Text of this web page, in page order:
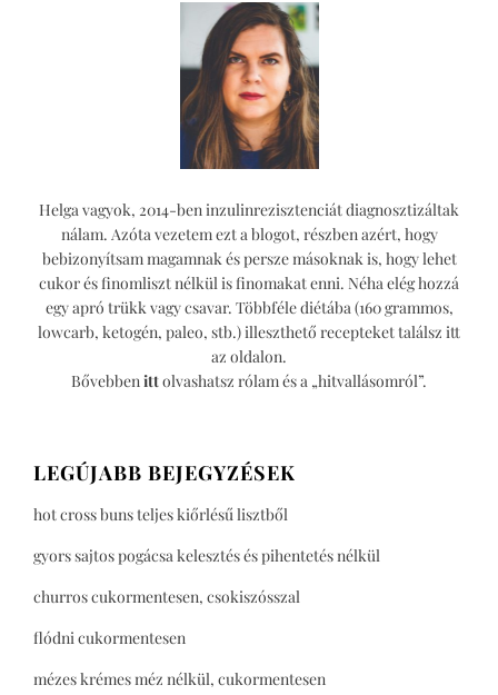
Helga vagyok, 2014-ben inzulinrezisztenciát diagnosztizáltak
nálam. Azóta vezetem ezt a blogot, részben azért, hogy
bebizonyítsam magamnak és persze másoknak is, hogy lehet
cukor és finomliszt nélkül is finomakat enni. Néha elég hozzá
egy apró trükk vagy csavar. Többféle diétába (160 grammos,
lowcarb, ketogén, paleo, stb.) illeszthető recepteket találsz itt
az oldalon.
Bővebben ittolvashatsz rólam és a „hitvallásomról”.
LEGÚJABB BEJEGYZÉSEK
hot cross buns teljes kiőrlésű lisztből
gyors sajtos pogácsa kelesztés és pihentetés nélkül
churros cukormentesen, csokiszósszal
flódni cukormentesen
mézes krémes méz nélkül, cukormentesen